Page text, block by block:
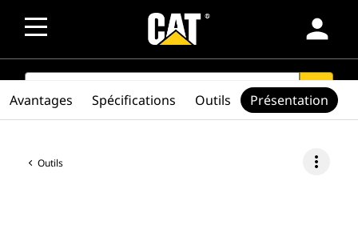
person
SEARCH search
Outils more_vert
Avantages Spécifications Outils Présentation